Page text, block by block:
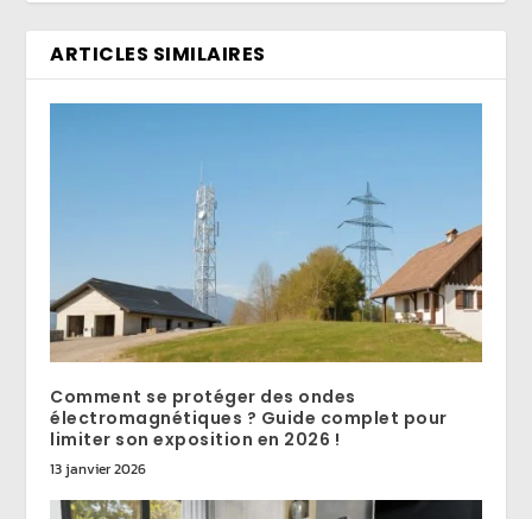
ARTICLES SIMILAIRES
Comment se protéger des ondes
électromagnétiques ? Guide complet pour
limiter son exposition en 2026 !
13 janvier 2026